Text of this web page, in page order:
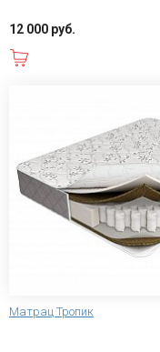
12 000 руб.
Матрац Тропик